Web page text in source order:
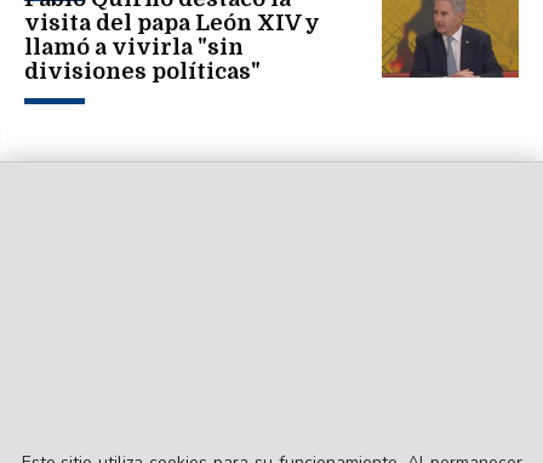
visita del papa León XIV y
llamó a vivirla "sin
divisiones políticas"